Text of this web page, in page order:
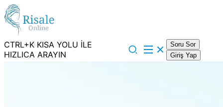
CTRL+K KISA YOLU İLE
HIZLICA ARAYIN
Soru Sor
Giriş Yap